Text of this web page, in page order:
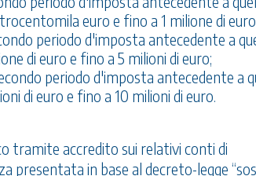
euro e fino a 1 milione di
periodo d'imposta antecedente a
di euro e fino a 5 milioni di euro;
periodo d'imposta antecedente a
di euro e fino a 10 milioni di euro.
tramite accredito sui relativi conti di
presentata in base al decreto-legge